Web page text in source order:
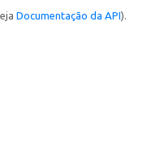
Documentação da API).